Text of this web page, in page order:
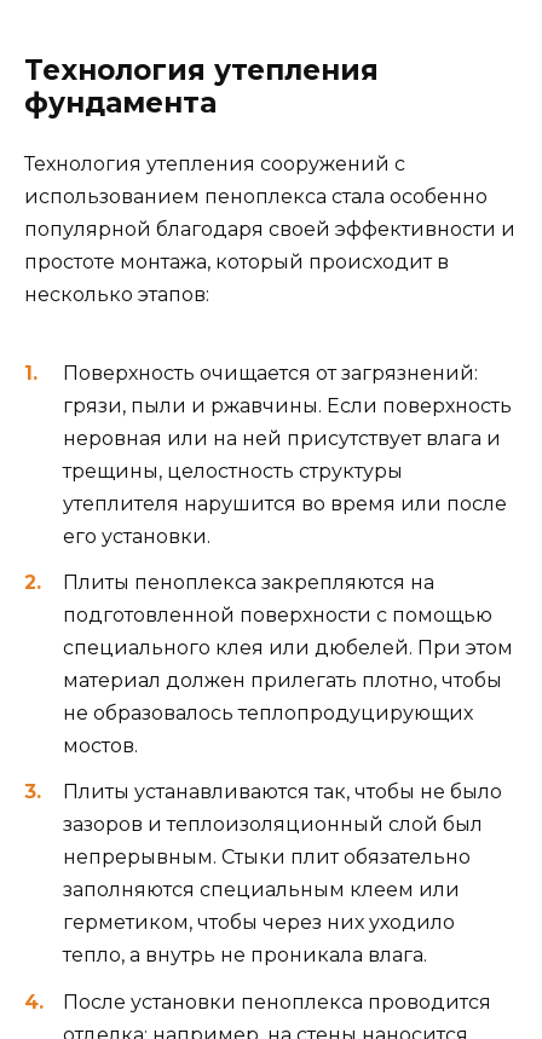
Технология утепления
фундамента
Технология утепления сооружений с
использованием пеноплекса стала особенно
популярной благодаря своей эффективности и
простоте монтажа, который происходит в
несколько этапов:
Поверхность очищается от загрязнений:
грязи, пыли и ржавчины. Если поверхность
неровная или на ней присутствует влага и
трещины, целостность структуры
утеплителя нарушится во время или после
его установки.
Плиты пеноплекса закрепляются на
подготовленной поверхности с помощью
специального клея или дюбелей. При этом
материал должен прилегать плотно, чтобы
не образовалось теплопродуцирующих
мостов.
Плиты устанавливаются так, чтобы не было
зазоров и теплоизоляционный слой был
непрерывным. Стыки плит обязательно
заполняются специальным клеем или
герметиком, чтобы через них уходило
тепло, а внутрь не проникала влага.
После установки пеноплекса проводится
отделка: например, на стены наносится